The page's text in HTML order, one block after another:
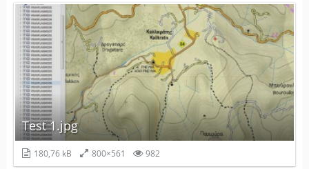
Test 1.jpg
180,76 kB 800×561 982